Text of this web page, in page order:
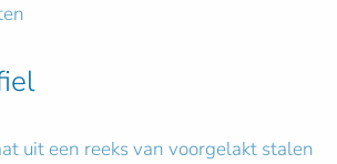
uit een reeks van voorgelakt stalen